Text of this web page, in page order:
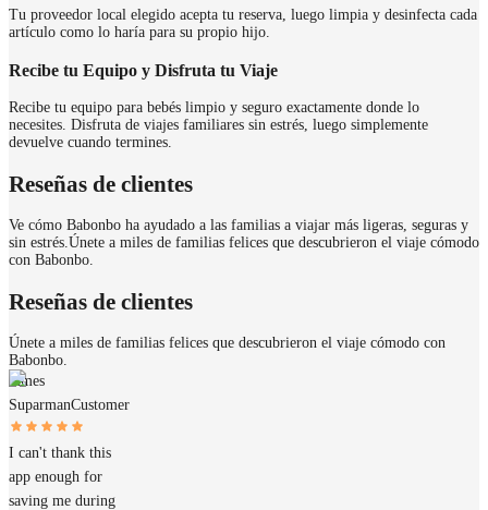
Tu proveedor local elegido acepta tu reserva, luego limpia y desinfecta cada
artículo como lo haría para su propio hijo.
Recibe tu Equipo y Disfruta tu Viaje
Recibe tu equipo para bebés limpio y seguro exactamente donde lo
necesites. Disfruta de viajes familiares sin estrés, luego simplemente
devuelve cuando termines.
Reseñas de clientes
Ve cómo Babonbo ha ayudado a las familias a viajar más ligeras, seguras y
sin estrés.Únete a miles de familias felices que descubrieron el viaje cómodo
con Babonbo.
Reseñas de clientes
Únete a miles de familias felices que descubrieron el viaje cómodo con
Babonbo.
James
SuparmanCustomer
I can't thank this
app enough for
saving me during